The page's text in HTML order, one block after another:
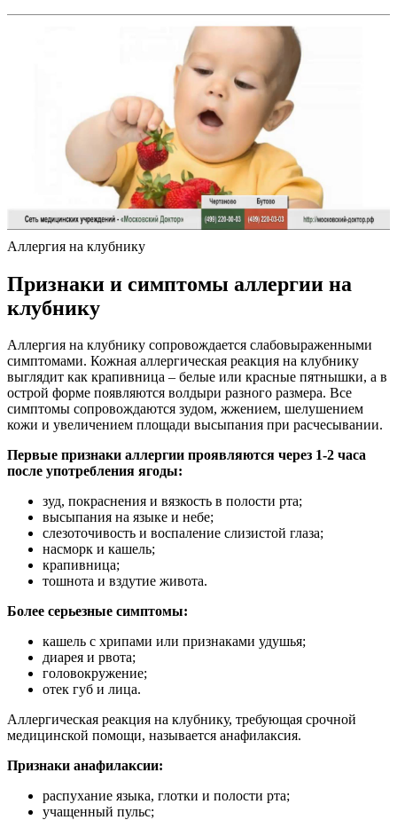
Аллергия на клубнику
Признаки и симптомы аллергии на
клубнику
Аллергия на клубнику сопровождается слабовыраженными
симптомами. Кожная аллергическая реакция на клубнику
выглядит как крапивница – белые или красные пятнышки, а в
острой форме появляются волдыри разного размера. Все
симптомы сопровождаются зудом, жжением, шелушением
кожи и увеличением площади высыпания при расчесывании.
Первые признаки аллергии проявляются через 1-2 часа
после употребления ягоды:
зуд, покраснения и вязкость в полости рта;
высыпания на языке и небе;
слезоточивость и воспаление слизистой глаза;
насморк и кашель;
крапивница;
тошнота и вздутие живота.
Более серьезные симптомы:
кашель с хрипами или признаками удушья;
диарея и рвота;
головокружение;
отек губ и лица.
Аллергическая реакция на клубнику, требующая срочной
медицинской помощи, называется анафилаксия.
Признаки анафилаксии:
распухание языка, глотки и полости рта;
учащенный пульс;